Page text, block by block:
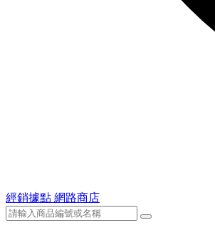
經銷據點 網路商店